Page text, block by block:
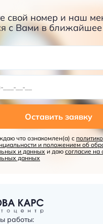
свой номер и наш
с Вами в
Оставить заявку
что ознакомлен(а) с
и положением об
и данных и даю согласие на
данных
работы: